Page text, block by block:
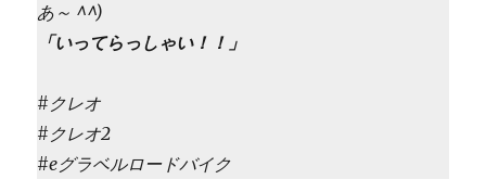
あ～ ^^)
「いってらっしゃい！！」
#クレオ
#クレオ2
#eグラベルロードバイク